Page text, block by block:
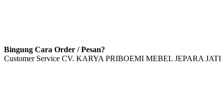
Bingung Cara Order / Pesan?
Customer Service CV. KARYA PRIBOEMI MEBEL JEPARA